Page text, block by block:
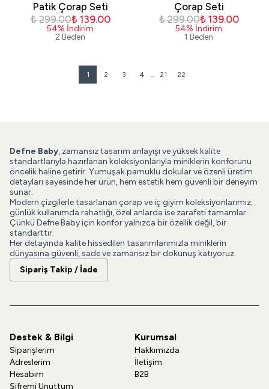
Patik Çorap Seti
₺ 299.00₺ 139.00
54% İndirim
2 Beden
Çorap Seti
₺ 299.00₺ 139.00
54% İndirim
1 Beden
1 2 3 4 21 22
Defne Baby, zamansız tasarım anlayışı ve yüksek kalite
standartlarıyla hazırlanan koleksiyonlarıyla miniklerin konforunu
öncelik haline getirir. Yumuşak pamuklu dokular ve özenli üretim
detayları sayesinde her ürün, hem estetik hem güvenli bir deneyim
sunar.
Modern çizgilerle tasarlanan çorap ve iç giyim koleksiyonlarımız;
günlük kullanımda rahatlığı, özel anlarda ise zarafeti tamamlar.
Çünkü Defne Baby için konfor yalnızca bir özellik değil, bir
standarttır.
Her detayında kalite hissedilen tasarımlarımızla miniklerin
dünyasına güvenli, sade ve zamansız bir dokunuş katıyoruz.
Sipariş Takip / İade
Destek & Bilgi
Siparişlerim
Adreslerim
Hesabım
Şifremi Unuttum
Kurumsal
Hakkımızda
İletişim
B2B